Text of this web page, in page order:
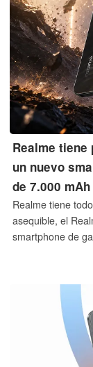
Realme
un nuevo
de 7.000 mAh
Realme tiene
asequible, el
smartphone de
gran capacidad
buenas